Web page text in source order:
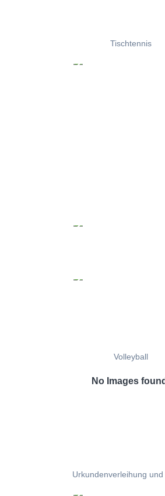
Tischtennis
Volleyball
No Images
Urkundenverleihung und